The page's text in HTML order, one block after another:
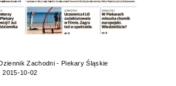
Zachodni - Piekary Śląskie
2015-10-02